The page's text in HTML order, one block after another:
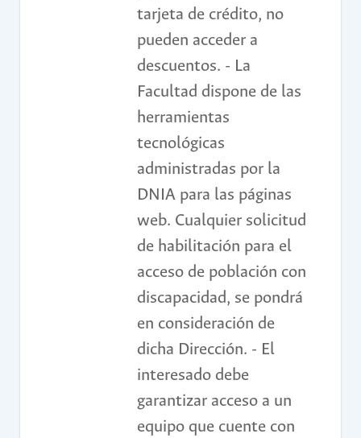
tarjeta de crédito, no
pueden acceder a
descuentos. - La
Facultad dispone de las
herramientas
tecnológicas
administradas por la
DNIA para las páginas
web. Cualquier solicitud
de habilitación para el
acceso de población con
discapacidad, se pondrá
en consideración de
dicha Dirección. - El
interesado debe
garantizar acceso a un
equipo que cuente con